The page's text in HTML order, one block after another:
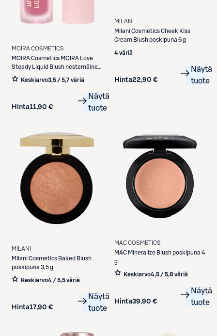
MOIRA COSMETICS
MOIRA Cosmetics MOIRA Love
Steady Liquid Blush nestemäinen
poskipuna 4,8 g
Keskiarvo3,5 / 5,7 väriä
Hinta11,90 €
Näytä
tuote
MILANI
MilaniCosmetics Cheek Kiss
Cream Blush poskipuna 6 g
4 väriä
Hinta22,90 €
Näytä
tuote
MILANI
MilaniCosmetics Baked Blush
poskipuna 3,5 g
Keskiarvo4 / 5,5 väriä
Hinta17,90 €
Näytä
tuote
MAC COSMETICS
MAC Mineralize Blush poskipuna 4
g
Keskiarvo4,5 / 5,8 väriä
Hinta39,90 €
Näytä
tuote